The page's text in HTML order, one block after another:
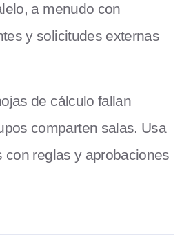
a menudo con
y solicitudes externas
de cálculo fallan
comparten salas. Usa
con reglas y aprobaciones